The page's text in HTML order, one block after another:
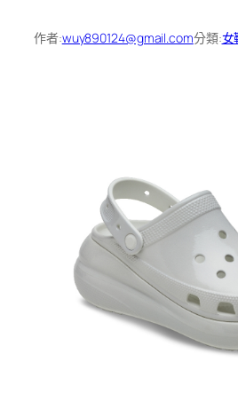
作者:wuy890124@gmail.com分類:女